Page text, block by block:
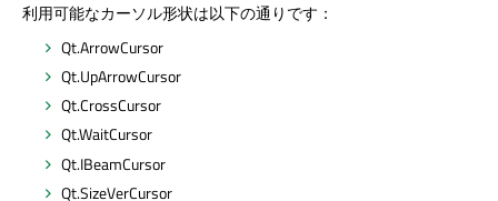
利用可能なカーソル形状は以下の通りです：
Qt.ArrowCursor
Qt.UpArrowCursor
Qt.CrossCursor
Qt.WaitCursor
Qt.IBeamCursor
Qt.SizeVerCursor